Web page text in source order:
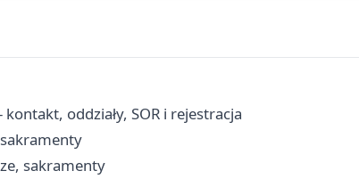
oddziały, SOR i rejestracja
sakramenty